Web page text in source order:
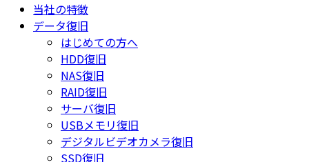
当社の特徴
データ復旧
はじめての方へ
HDD復旧
NAS復旧
RAID復旧
サーバ復旧
USBメモリ復旧
デジタルビデオカメラ復旧
SSD復旧